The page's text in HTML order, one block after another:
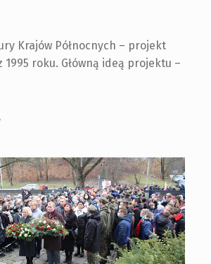
Krajów Północnych – projekt
1995 roku. Główną ideą projektu –